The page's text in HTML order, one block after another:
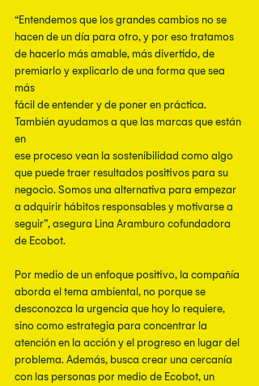
“Entendemos que los grandes cambios no se
hacen de un día para otro, y por eso tratamos
de hacerlo más amable, más divertido, de
premiarlo y explicarlo de una forma que sea
más
fácil de entender y de poner en práctica.
También ayudamos a que las marcas que están
en
ese proceso vean la sostenibilidad como algo
que puede traer resultados positivos para su
negocio. Somos una alternativa para empezar
a adquirir hábitos responsables y motivarse a
seguir”, asegura Lina Aramburo cofundadora
de Ecobot.
Por medio de un enfoque positivo, la compañía
aborda el tema ambiental, no porque se
desconozca la urgencia que hoy lo requiere,
sino como estrategia para concentrar la
atención en la acción y el progreso en lugar del
problema. Además, busca crear una cercanía
con las personas por medio de Ecobot, un